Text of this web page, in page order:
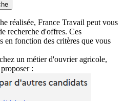
réalisée, France Travail peut vous
recherche d'offres. Ces
en fonction des critères que vous
un métier d'ouvrier agricole,
: